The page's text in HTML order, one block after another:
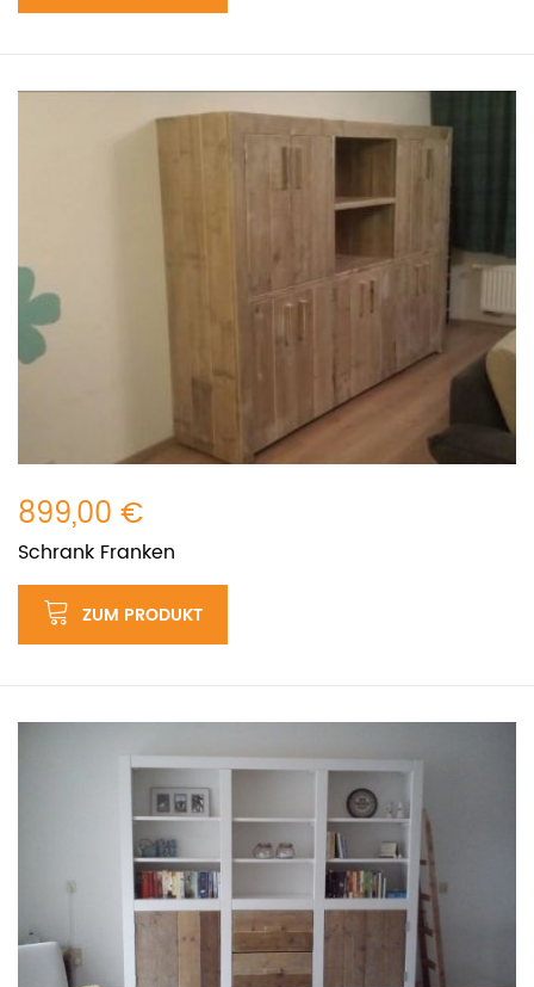
899,00 €
Schrank Franken
ZUM PRODUKT